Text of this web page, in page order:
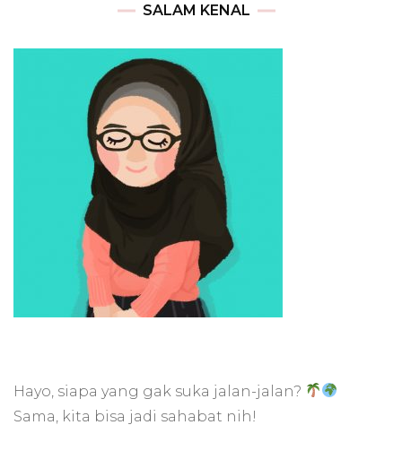
SALAM KENAL
Hayo, siapa yang gak suka jalan-jalan?
Sama, kita bisa jadi sahabat nih!